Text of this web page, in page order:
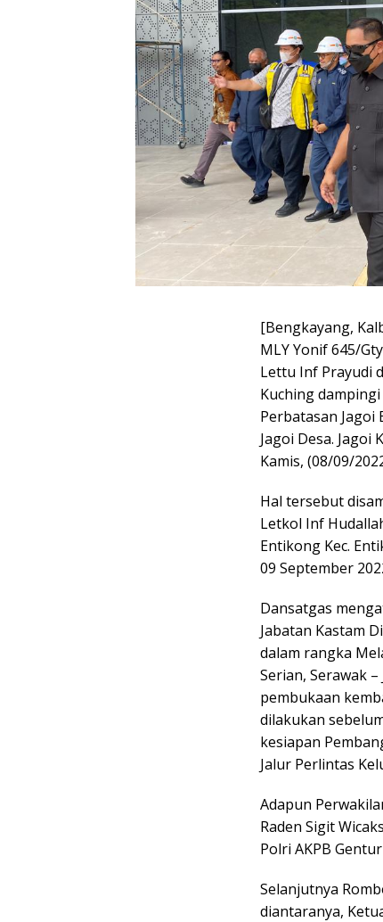
[Bengkayang,
MLY Yonif 645/
Lettu Inf Prayudi
Kuching
Perbatasan Jagoi
Jagoi Desa. Jagoi
Kamis, (08/09/
Hal tersebut
Letkol Inf
Entikong Kec.
09 September
Dansatgas
Jabatan Kastam
dalam rangka
Serian, Serawak
pembukaan
dilakukan
kesiapan
Jalur Perlintas
Adapun
Raden Sigit
Polri AKPB
Selanjutnya
diantaranya,